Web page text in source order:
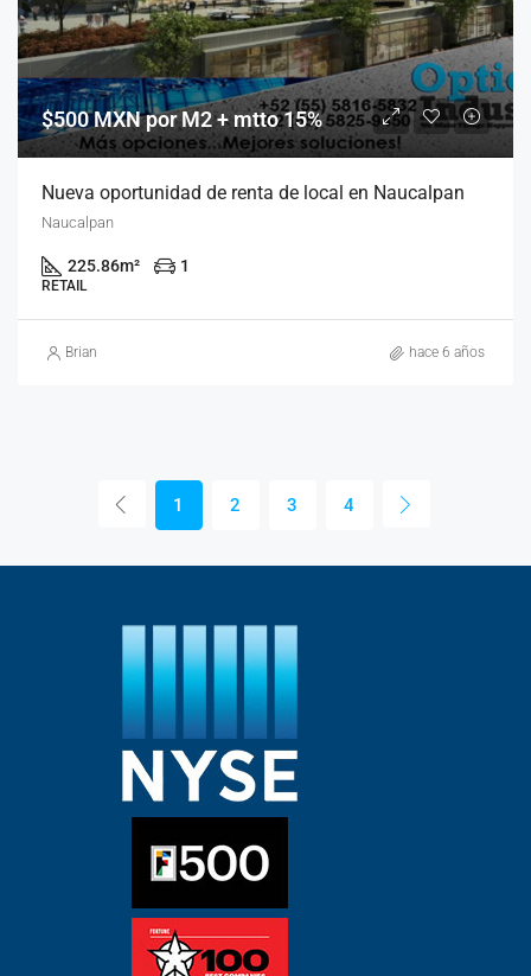
$500 MXN por M2 + mtto 15%
Nueva oportunidad de renta de local en Naucalpan
Naucalpan
225.86m² 1
RETAIL
Brian hace 6 años
1 2 3 4